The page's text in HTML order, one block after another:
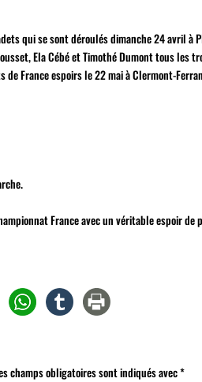
qui se sont déroulés dimanche 24 avril à
Ela Cébé et Timothé Dumont tous les
France espoirs le 22 mai à Clermont-
France avec un véritable espoir
champs obligatoires sont indiqués avec*